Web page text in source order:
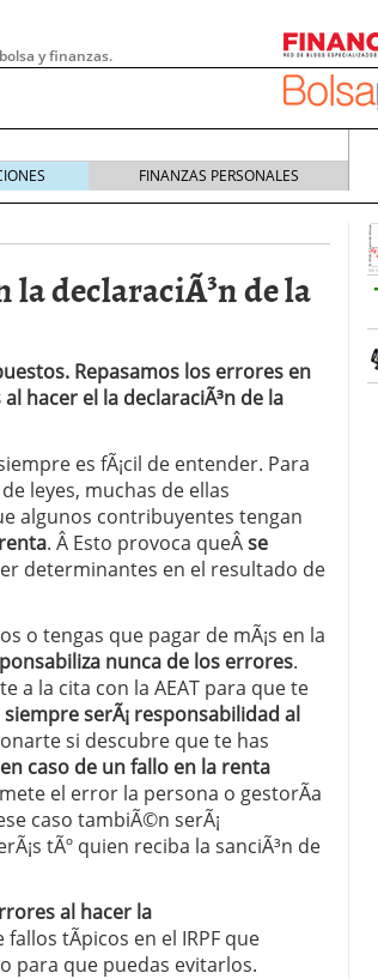
y finanzas.
que muchas empresas
20/07/2026
Traders Mexicanos Antes de
ventajas reales para pymes
trabajas por cuenta propia
FINANZAS PERSONALES
la declaraciÃ³n de la
Repasamos los errores en
hacer el la declaraciÃ³n de la
es fÃ¡cil de entender. Para
leyes, muchas de ellas
algunos contribuyentes tengan
. Â Esto provoca queÂse
determinantes en el resultado de
o tengas que pagar de mÃ¡s en la
nunca de los errores.
a la cita con la AEAT para que te
serÃ¡ responsabilidad al
si descubre que te has
en caso de un fallo en la renta
el error la persona o gestorÃ­a
caso tambiÃ©n serÃ¡
tÃº quien reciba la sanciÃ³n de
al hacer la
tÃ­picos en el IRPF que
para que puedas evitarlos.